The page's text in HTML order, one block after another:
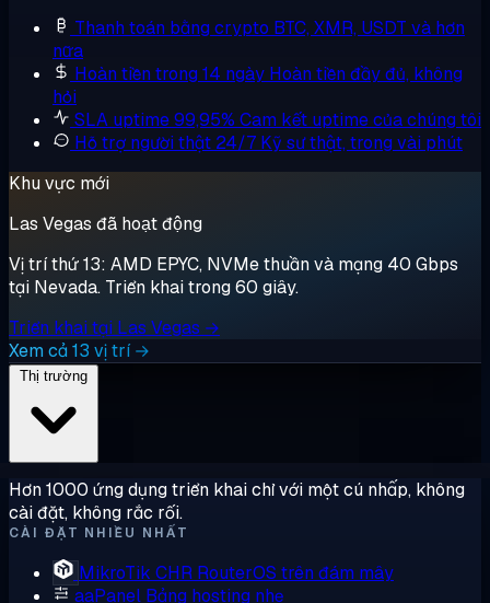
Thanh toán bằng crypto BTC, XMR, USDT và hơn
nữa
Hoàn tiền trong 14 ngày Hoàn tiền đầy đủ, không
hỏi
SLA uptime 99,95% Cam kết uptime của chúng tôi
Hỗ trợ người thật 24/7 Kỹ sư thật, trong vài phút
Khu vực mới
Las Vegas đã hoạt động
Vị trí thứ 13: AMD EPYC, NVMe thuần và mạng 40 Gbps
tại Nevada. Triển khai trong 60 giây.
Triển khai tại Las Vegas →
Xem cả 13 vị trí →
Hơn 1000 ứng dụng triển khai chỉ với một cú nhấp, không
cài đặt, không rắc rối.
CÀI ĐẶT NHIỀU NHẤT
MikroTik CHR RouterOS trên đám mây
aaPanel Bảng hosting nhẹ